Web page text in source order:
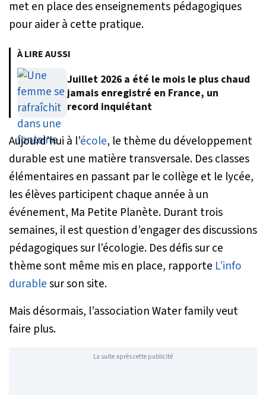
met en place des enseignements pédagogiques
pour aider à cette pratique.
À LIRE AUSSI
Juillet 2026 a été le mois le plus chaud
jamais enregistré en France, un
record inquiétant
Aujourd’hui à l’école, le thème du développement
durable est une matière transversale. Des classes
élémentaires en passant par le collège et le lycée,
les élèves participent chaque année à un
événement, Ma Petite Planète. Durant trois
semaines, il est question d’engager des discussions
pédagogiques sur l’écologie. Des défis sur ce
thème sont même mis en place, rapporte L’info
durablesur son site.
Mais désormais, l’association Water family veut
faire plus.
La suite après cette publicité